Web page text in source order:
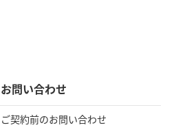
お問い合わせ
ご契約前のお問い合わせ